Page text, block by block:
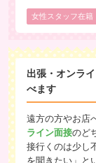
女性スタッフ在籍
出張・オンラ
べます
遠方の方やお店
ライン面接のど
接行くのは少し
を聞きたい」と